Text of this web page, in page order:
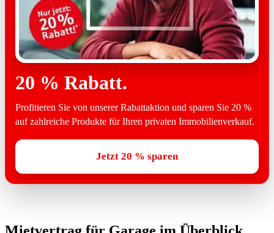
20 % Rabatt.
Profitieren Sie von unserer Rabattaktion und sparen Sie 20 %
auf zahlreiche Produkte für Ihren privaten Immobilienverkauf.
Jetzt 20 % sparen